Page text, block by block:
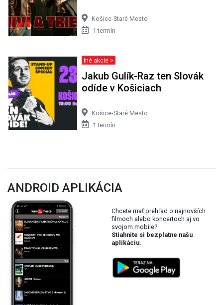
Košice-Staré Mesto
1 termín
Iné akcie >
Jakub Gulík-Raz ten Slovák
odíde v Košiciach
Košice-Staré Mesto
1 termín
ANDROID APLIKÁCIA
Chcete mať prehľad o najnovších
filmoch alebo koncertoch aj vo
svojom mobile?
Stiahnite si bezplatne našu
aplikáciu.